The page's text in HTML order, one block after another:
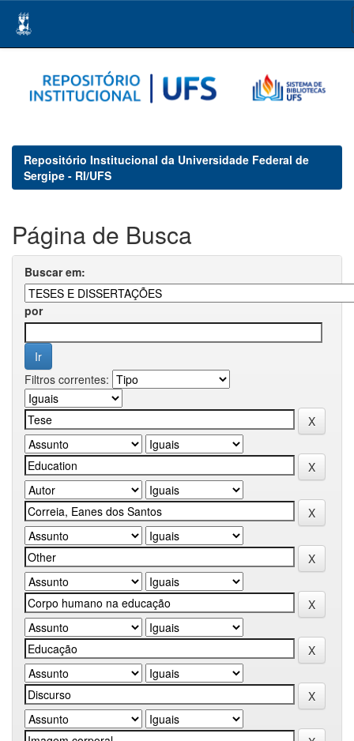
navigation
Repositório Institucional da Universidade Federal de
Sergipe - RI/UFS
Página de Busca
Buscar em:
por
Filtros correntes: